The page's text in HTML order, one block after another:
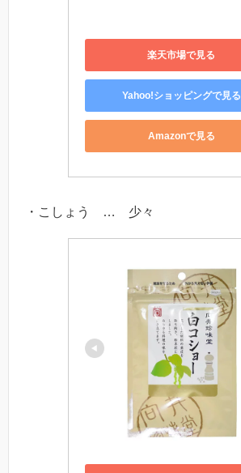
楽天市場で見る
Yahoo!ショッピングで見る
Amazonで見る
・こしょう … 少々